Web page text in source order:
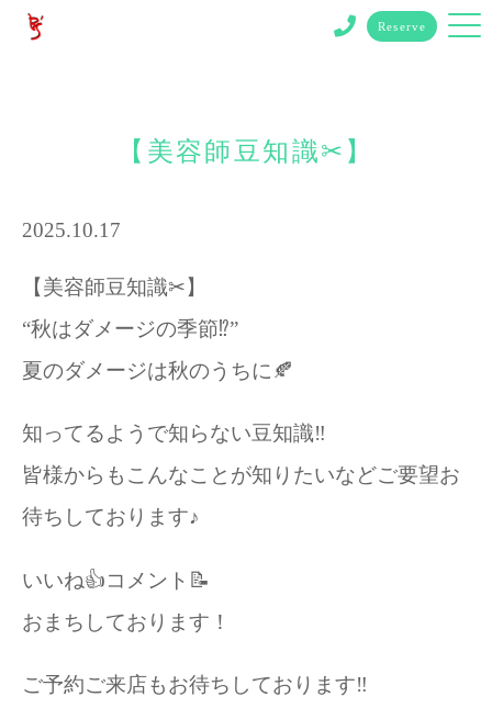
Reserve
【美容師豆知識✂︎】
2025.10.17
【美容師豆知識✂︎】
“秋はダメージの季節⁉️”
夏のダメージは秋のうちに🍂
知ってるようで知らない豆知識‼︎
皆様からもこんなことが知りたいなどご要望お
待ちしております♪
いいね👍コメント📝
おまちしております！
ご予約ご来店もお待ちしております‼️